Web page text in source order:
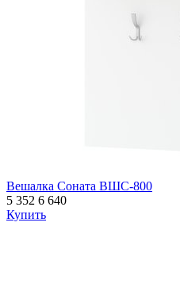
Вешалка Соната ВШС-800
5 352 6 640
Купить